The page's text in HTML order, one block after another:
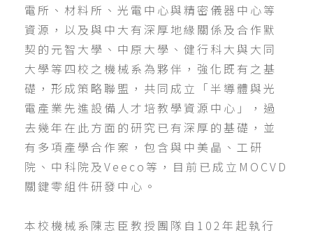
電所、材料所、光電中心與精密儀器中心等
資源，以及與中大有深厚地緣關係及合作默
契的元智大學、中原大學、健行科大與大同
大學等四校之機械系為夥伴，強化既有之基
礎，形成策略聯盟，共同成立「半導體與光
電產業先進設備人才培教學資源中心」，過
去幾年在此方面的研究已有深厚的基礎，並
有多項產學合作案，包含與中美晶、工研
院、中科院及Veeco等，目前已成立MOCVD
關鍵零組件研發中心。
本校機械系陳志臣教授團隊自102年起執行